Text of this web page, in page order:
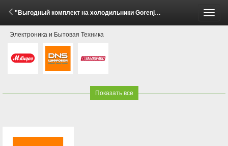
"Выгодный комплект на холодильники Gorenje!" (2 - 8 Июня 2026)
Электроника и Бытовая Техника
Показать все